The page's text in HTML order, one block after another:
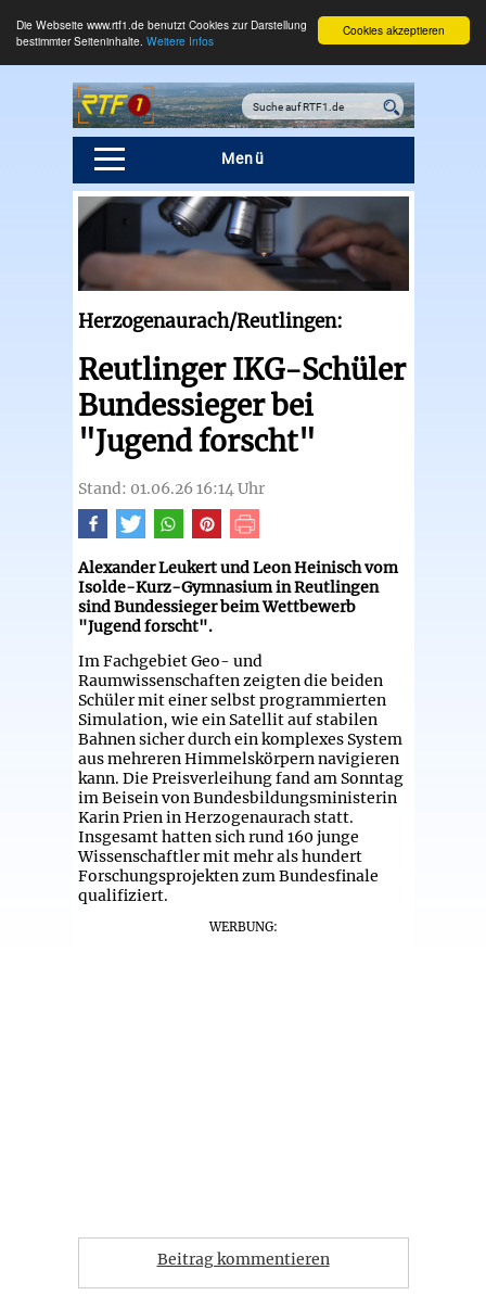
Cookies akzeptieren
Die Webseite www.rtf1.de benutzt Cookies zur Darstellung
bestimmter Seiteninhalte. Weitere Infos
Menü
Herzogenaurach/Reutlingen:
Reutlinger IKG-Schüler
Bundessieger bei
"Jugend forscht"
Stand: 01.06.26 16:14 Uhr
Alexander Leukert und Leon Heinisch vom
Isolde-Kurz-Gymnasium in Reutlingen
sind Bundessieger beim Wettbewerb
"Jugend forscht".
Im Fachgebiet Geo- und
Raumwissenschaften zeigten die beiden
Schüler mit einer selbst programmierten
Simulation, wie ein Satellit auf stabilen
Bahnen sicher durch ein komplexes System
aus mehreren Himmelskörpern navigieren
kann. Die Preisverleihung fand am Sonntag
im Beisein von Bundesbildungsministerin
Karin Prien in Herzogenaurach statt.
Insgesamt hatten sich rund 160 junge
Wissenschaftler mit mehr als hundert
Forschungsprojekten zum Bundesfinale
qualifiziert.
WERBUNG:
Beitrag kommentieren